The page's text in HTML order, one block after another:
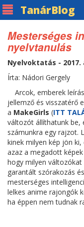
TanárBlog
Mesterséges
nyelvtanulás
Nyelvoktatás - 2017.
Írta: Nádori Gergely
Arcok, emberek
jellemző és visszatérő
a MakeGirls (ITT
változót állíthatunk be,
számunkra egy rajzot.
kinek milyen kép jön
azaz a megadott
hogy milyen
garantált szórakozás
mesterséges
lelkes anime rajongók
ha éppen nem tudnak